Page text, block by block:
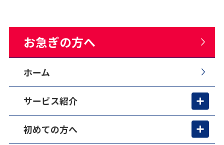
お急ぎの方へ
ホーム
サービス紹介
初めての方へ